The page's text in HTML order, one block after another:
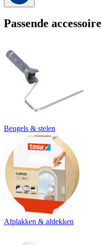
Passende
Beugels & stelen
Afplakken & afdekken